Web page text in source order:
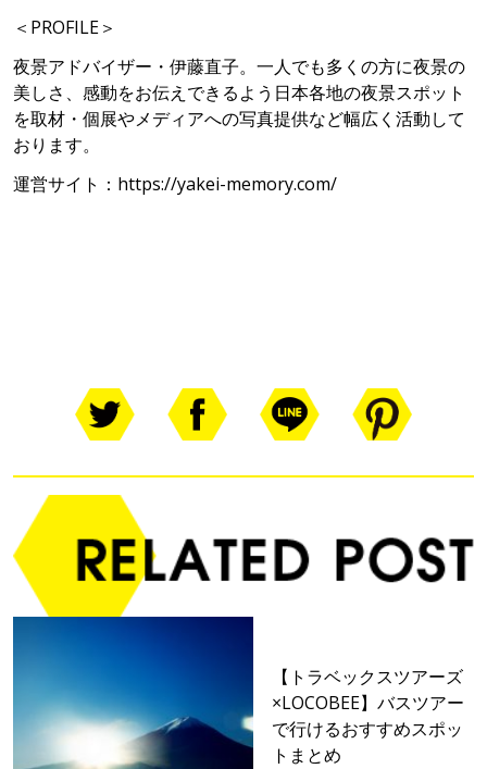
＜PROFILE＞
夜景アドバイザー・伊藤直子。一人でも多くの方に夜景の
美しさ、感動をお伝えできるよう日本各地の夜景スポット
を取材・個展やメディアへの写真提供など幅広く活動して
おります。
運営サイト： https://yakei-memory.com/
【トラベックスツアーズ
×LOCOBEE】バスツアー
で行けるおすすめスポッ
トまとめ